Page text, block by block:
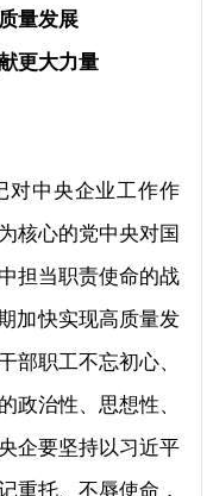
量发展
更大力量
对中央企业工作作
核心的党中央对国
担当职责使命的战
加快实现高质量发
部职工不忘初心、
政治性、思想性、
企要坚持以习近平
重托、不辱使命，